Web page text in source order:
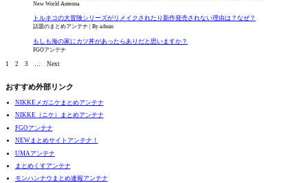
New World Antenna
トルネコの大冒険シリーズがリメイクされたり新作発売されない理由は？なぜ？
話題のまとめアンテナ By admin
もしも海の家にカツ丼があったらありだと思いますか？
FGOアンテナ
1 2 3 … Next
おすすめ外部リンク
NIKKEメガニケまとめアンテナ
NIKKE（ニケ）まとめアンテナ
FGOアンテナ
NEWまとめサイトアンテナ！
UMAアンテナ
まとめくすアンテナ
モンハンナウまとめ速報アンテナ